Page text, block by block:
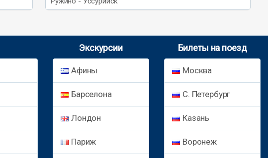
Экскурсии
Афины
Барселона
Лондон
Париж
Билеты на поезд
Москва
С. Петербург
Казань
Воронеж